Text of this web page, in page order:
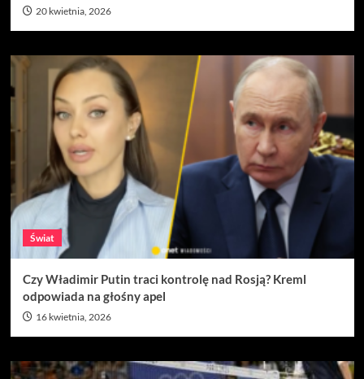
20 kwietnia, 2026
Świat
Czy Władimir Putin traci kontrolę nad Rosją? Kreml
odpowiada na głośny apel
16 kwietnia, 2026